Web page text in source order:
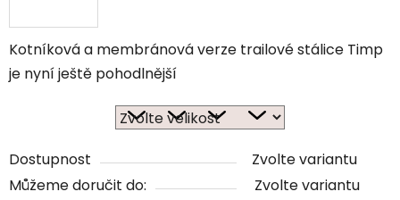
Kotníková a membránová verze trailové stálice Timp
je nyní ještě pohodlnější
Dostupnost
Zvolte variantu
Můžeme doručit do:
Zvolte variantu